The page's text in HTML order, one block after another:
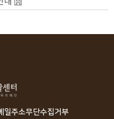
일주소무단수집거부